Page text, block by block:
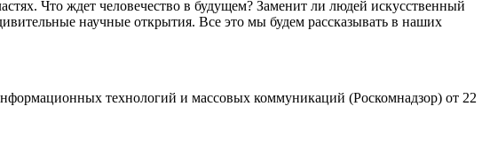
Что ждет человечество в будущем? Заменит ли людей искусственный
научные открытия. Все это мы будем рассказывать в наших
технологий и массовых коммуникаций (Роскомнадзор) от 22